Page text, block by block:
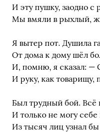
И эту пушку, заодно с
Мы вмяли в рыхлый,
Я вытер пот. Душила
От дома к дому шёл
И, помню, я сказал: —
И руку, как товарищу,
Был трудный бой. Всё
И только не могу себе
Из тысяч лиц узнал